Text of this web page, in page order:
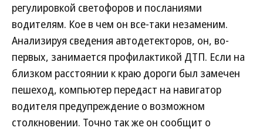
регулировкой светофоров и посланиями
водителям. Кое в чем он все-таки незаменим.
Анализируя сведения автодетекторов, он, во-
первых, занимается профилактикой ДТП. Если на
близком расстоянии к краю дороги был замечен
пешеход, компьютер передаст на навигатор
водителя предупреждение о возможном
столкновении. Точно так же он сообщит о